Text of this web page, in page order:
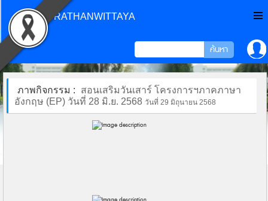
CHONPRATHANWITTAYA
ภาพกิจกรรม :
สอนเสริมวันเสาร์ โครงการฯภาคภาษา
อังกฤษ (EP) วันที่ 28 มิ.ย. 2568วันที่ 29 มิถุนายน 2568